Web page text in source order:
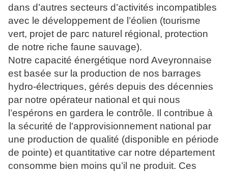
dans d’autres secteurs d’activités incompatibles
avec le développement de l’éolien (tourisme
vert, projet de parc naturel régional, protection
de notre riche faune sauvage).
Notre capacité énergétique nord Aveyronnaise
est basée sur la production de nos barrages
hydro-électriques, gérés depuis des décennies
par notre opérateur national et qui nous
l’espérons en gardera le contrôle. Il contribue à
la sécurité de l'approvisionnement national par
une production de qualité (disponible en période
de pointe) et quantitative car notre département
consomme bien moins qu’il ne produit. Ces